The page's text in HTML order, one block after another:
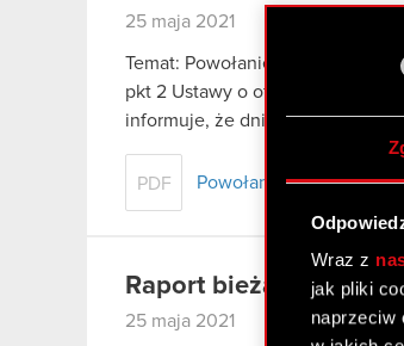
Wraz z
jak pliki
naprzeciw
25 maja 2021
Temat: Powołanie członków
pkt 2 Ustawy o ofercie –
informuje, że dnia…Czytaj dalej
PDF Powołanie członków
Raport bieżący nr 30/
25 maja 2021